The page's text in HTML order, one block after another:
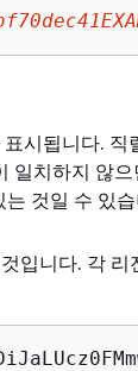
시됩니다. 직
일치하지 않
것일 수 있
입니다. 각 리